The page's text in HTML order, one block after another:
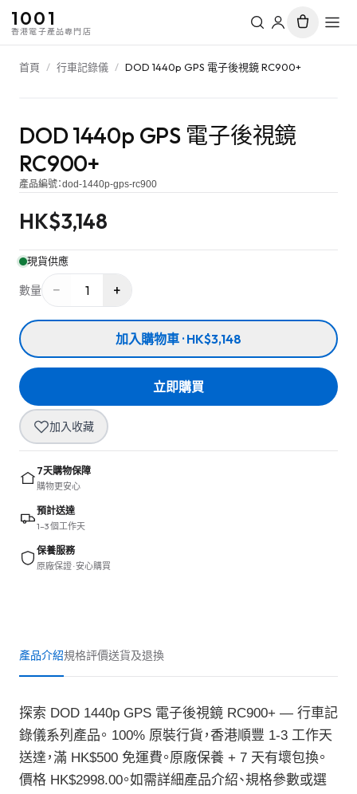
1001
香港電子產品專門店
首頁 / 行車記錄儀 / DOD 1440p GPS 電子後視鏡 RC900+
DOD 1440p GPS 電子後視鏡
RC900+
產品編號：dod-1440p-gps-rc900
HK$3,148
現貨供應
數量 − 1 +
加入購物車 · HK$3,148
立即購買
加入收藏
7天購物保障
購物更安心
預計送達
1–3 個工作天
保養服務
原廠保證 · 安心購買
產品介紹規格評價送貨及退換
探索 DOD 1440p GPS 電子後視鏡 RC900+ — 行車記
錄儀系列產品。 100% 原裝行貨，香港順豐 1-3 工作天
送達，滿 HK$500 免運費。原廠保養 + 7 天有壞包換。
價格 HK$2998.00。如需詳細產品介紹、規格參數或選